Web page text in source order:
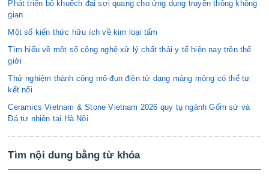
Phát triển bộ khuếch đại sợi quang cho ứng dụng truyền thông không
gian
Một số kiến thức hữu ích về kim loại tấm
Tìm hiểu về một số công nghệ xử lý chất thải y tế hiện nay trên thế
giới
Thử nghiệm thành công mô-đun điện tử dạng màng mỏng có thể tự
kết nối
Ceramics Vietnam & Stone Vietnam 2026 quy tụ ngành Gốm sứ và
Đá tự nhiên tại Hà Nội
Tìm nội dung bằng từ khóa